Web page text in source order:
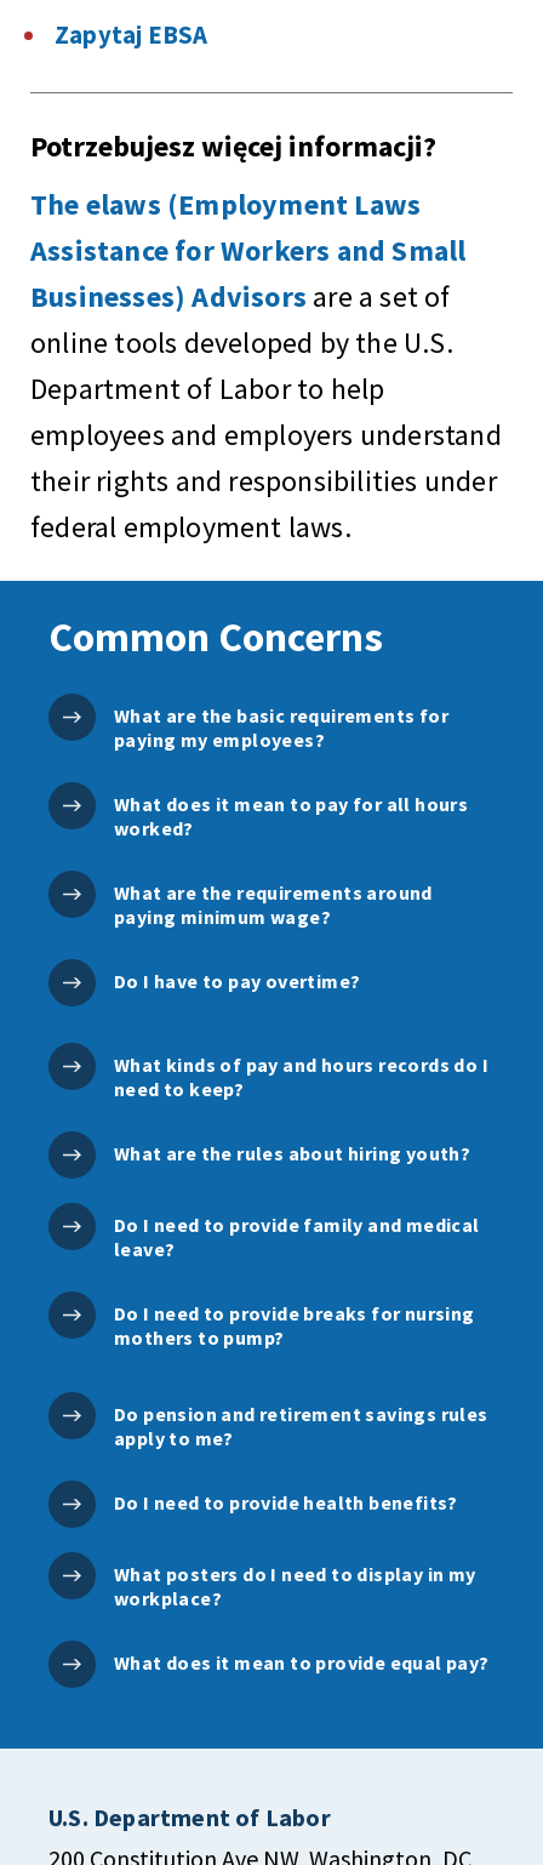
Zapytaj EBSA
Potrzebujesz więcej informacji?
The elaws (Employment Laws
Assistance for Workers and Small
Businesses) Advisors are a set of
online tools developed by the U.S.
Department of Labor to help
employees and employers understand
their rights and responsibilities under
federal employment laws.
Common Concerns
What are the basic requirements for
paying my employees?
What does it mean to pay for all hours
worked?
What are the requirements around
paying minimum wage?
Do I have to pay overtime?
What kinds of pay and hours records do I
need to keep?
What are the rules about hiring youth?
Do I need to provide family and medical
leave?
Do I need to provide breaks for nursing
mothers to pump?
Do pension and retirement savings rules
apply to me?
Do I need to provide health benefits?
What posters do I need to display in my
workplace?
What does it mean to provide equal pay?
U.S. Department of Labor
200 Constitution Ave NW, Washington, DC